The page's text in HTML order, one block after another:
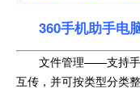
360手机助手电
文件管理——支持手
互传，并可按类型分类整